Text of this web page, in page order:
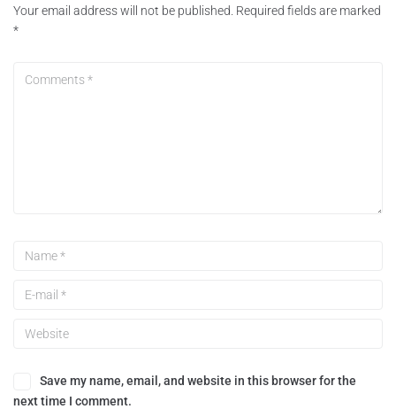
Your email address will not be published. Required fields are marked
*
Save my name, email, and website in this browser for the
next time I comment.